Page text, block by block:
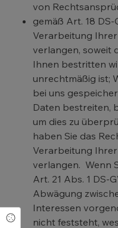
von
gemäß Art. 18
Verarbeitung
verlangen, soweit
Ihnen bestritten
unrechtmäßig ist;
bei uns
Daten bestreiten,
um dies zu
haben Sie das
Verarbeitung
verlangen. Wenn
Art. 21 Abs. 1 DS-
Abwägung
Interessen
nicht feststeht,
Cookie Einstellungen